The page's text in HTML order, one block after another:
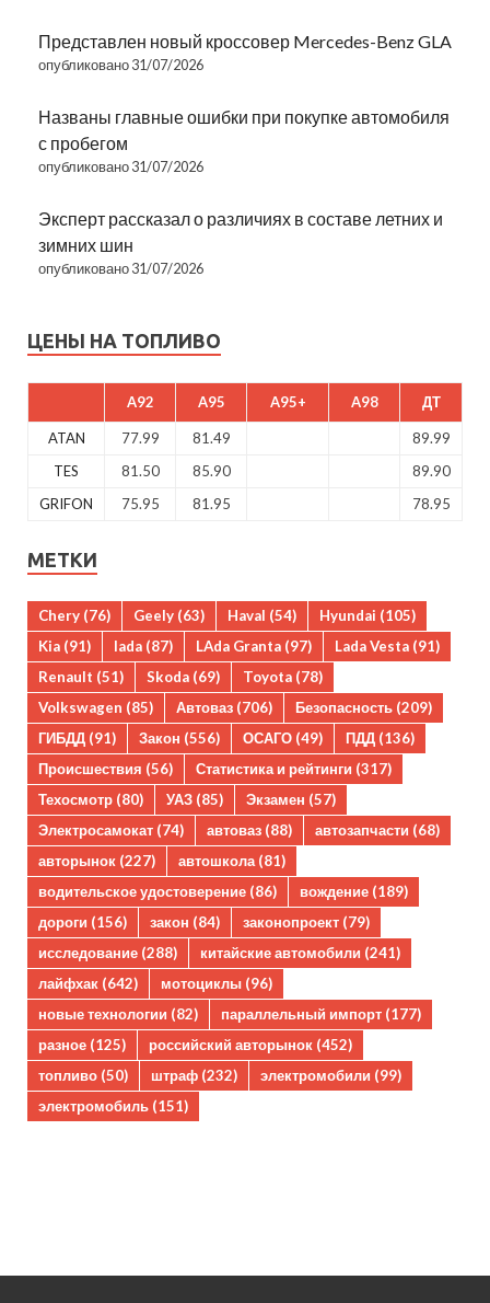
Представлен новый кроссовер Mercedes-Benz GLA
опубликовано 31/07/2026
Названы главные ошибки при покупке автомобиля
с пробегом
опубликовано 31/07/2026
Эксперт рассказал о различиях в составе летних и
зимних шин
опубликовано 31/07/2026
ЦЕНЫ НА ТОПЛИВО
A92 A95 A95+ A98 ДТ
ATAN 77.99 81.49
89.99
TES
81.50 85.90
89.90
GRIFON
75.95 81.95 78.95
МЕТКИ
Chery (76) Geely (63) Haval (54) Hyundai (105)
Kia (91) lada (87) LAda Granta (97) Lada Vesta (91)
Renault (51) Skoda (69) Toyota (78)
Volkswagen (85) Автоваз (706) Безопасность (209)
ГИБДД (91) Закон (556) ОСАГО (49) ПДД (136)
Происшествия (56) Статистика и рейтинги (317)
Техосмотр (80) УАЗ (85) Экзамен (57)
Электросамокат (74) автоваз (88) автозапчасти (68)
авторынок (227) автошкола(81)
водительское удостоверение (86) вождение (189)
дороги (156) закон (84) законопроект (79)
исследование (288) китайские автомобили (241)
лайфхак (642) мотоциклы (96)
новые технологии (82) параллельный импорт (177)
разное (125) российский авторынок (452)
топливо (50) штраф (232) электромобили (99)
электромобиль (151)